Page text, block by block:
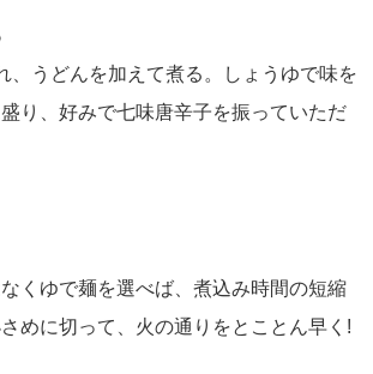
、うどんを加えて煮る。しょうゆで味を
り、好みで七味唐辛子を振っていただ
くゆで麺を選べば、煮込み時間の短縮
めに切って、火の通りをとことん早く!